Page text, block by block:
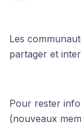
Les
partager et
Pour rester
(nouveaux